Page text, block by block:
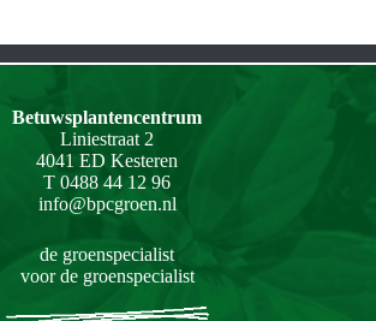
Betuwsplantencentrum
Liniestraat 2
4041 ED Kesteren
T 0488 44 12 96
info@bpcgroen.nl
de groenspecialist
voor de groenspecialist